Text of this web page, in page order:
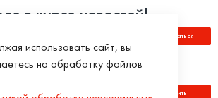
в курсе новостей!
Подписаться
по номеру заказа:
Оплатить
использовать сайт, вы
на обработку файлов